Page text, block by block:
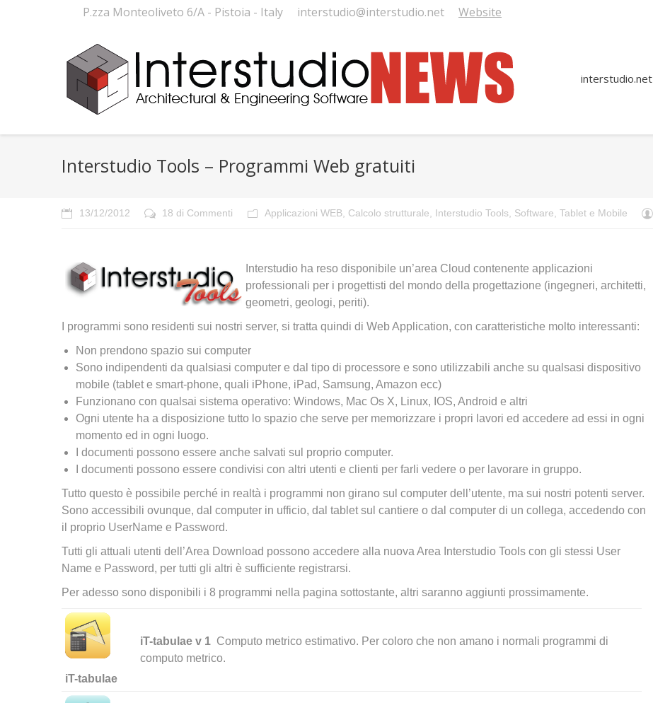
P.zza Monteoliveto 6/A - Pistoia - Italy interstudio@interstudio.net Website
interstudio.net
Interstudio Tools – Programmi Web gratuiti
13/12/2012 18 di Commenti Applicazioni WEB Calcolo strutturale Interstudio Tools Software Tablet e Mobile
Interstudio ha reso disponibile un’area Cloud contenente applicazioni
professionali per i progettisti del mondo della progettazione (ingegneri, architetti,
geometri, geologi, periti).
I programmi sono residenti sui nostri server, si tratta quindi di Web Application, con caratteristiche molto interessanti:
Non prendono spazio sui computer
Sono indipendenti da qualsiasi computer e dal tipo di processore e sono utilizzabili anche su qualsasi dispositivo
mobile (tablet e smart-phone, quali iPhone, iPad, Samsung, Amazon ecc)
Funzionano con qualsai sistema operativo: Windows, Mac Os X, Linux, IOS, Android e altri
Ogni utente ha a disposizione tutto lo spazio che serve per memorizzare i propri lavori ed accedere ad essi in ogni
momento ed in ogni luogo.
I documenti possono essere anche salvati sul proprio computer.
I documenti possono essere condivisi con altri utenti e clienti per farli vedere o per lavorare in gruppo.
Tutto questo è possibile perché in realtà i programmi non girano sul computer dell’utente, ma sui nostri potenti server.
Sono accessibili ovunque, dal computer in ufficio, dal tablet sul cantiere o dal computer di un collega, accedendo con
il proprio UserName e Password.
Tutti gli attuali utenti dell’Area Download possono accedere alla nuova Area Interstudio Tools con gli stessi User
Name e Password, per tutti gli altri è sufficiente registrarsi.
Per adesso sono disponibili i 8 programmi nella pagina sottostante, altri saranno aggiunti prossimamente.
iT-tabulae
iT-tabulae v 1 Computo metrico estimativo. Per coloro che non amano i normali programmi di
computo metrico.